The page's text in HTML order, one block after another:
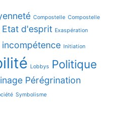
Compostelle Compostelle
Etat d'esprit Exaspération
incompétence Initiation
Lobbys Politique
Pérégrination
Symbolisme